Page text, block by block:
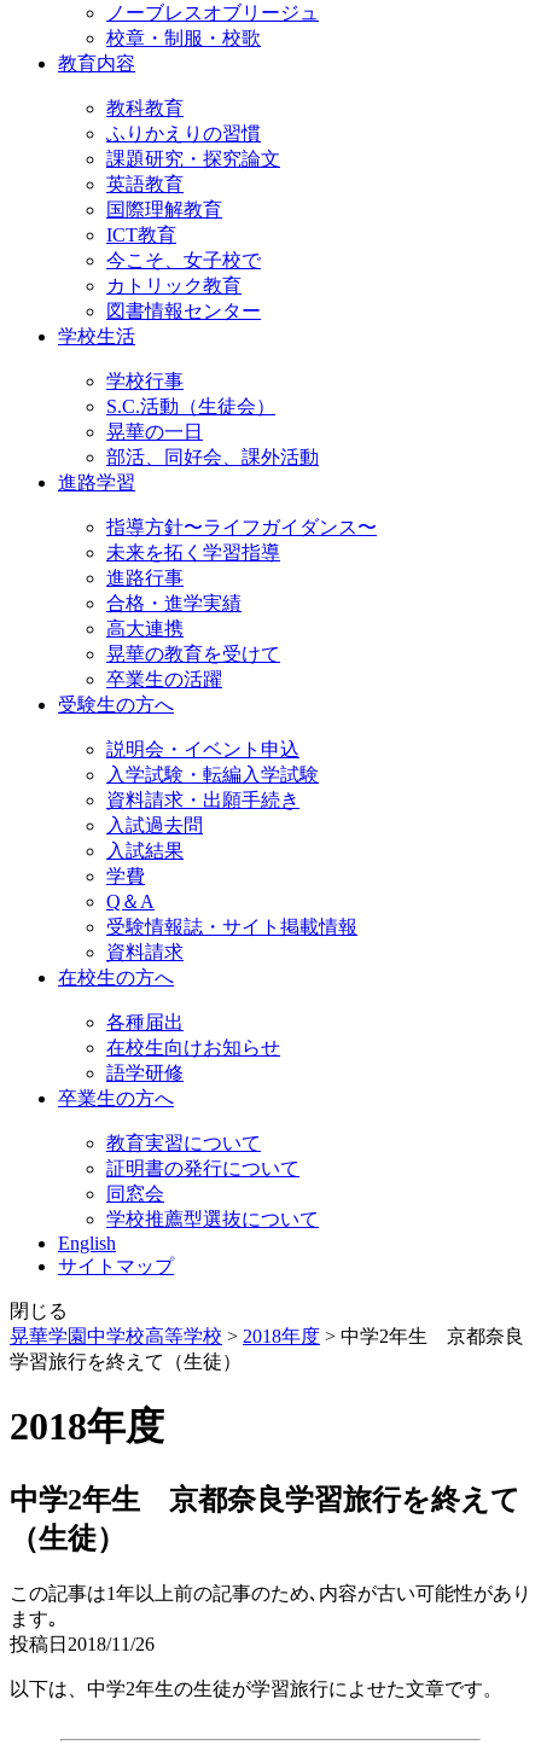
ノーブレスオブリージュ
校章・制服・校歌
教育内容
教科教育
ふりかえりの習慣
課題研究・探究論文
英語教育
国際理解教育
ICT教育
今こそ、女子校で
カトリック教育
図書情報センター
学校生活
学校行事
S.C.活動（生徒会）
晃華の一日
部活、同好会、課外活動
進路学習
指導方針〜ライフガイダンス〜
未来を拓く学習指導
進路行事
合格・進学実績
高大連携
晃華の教育を受けて
卒業生の活躍
受験生の方へ
説明会・イベント申込
入学試験・転編入学試験
資料請求・出願手続き
入試過去問
入試結果
学費
Q＆A
受験情報誌・サイト掲載情報
資料請求
在校生の方へ
各種届出
在校生向けお知らせ
語学研修
卒業生の方へ
教育実習について
証明書の発行について
同窓会
学校推薦型選抜について
English
サイトマップ
閉じる
晃華学園中学校高等学校 > 2018年度 > 中学2年生 京都奈良
学習旅行を終えて（生徒）
2018年度
中学2年生 京都奈良学習旅行を終えて
（生徒）
この記事は1年以上前の記事のため､内容が古い可能性があり
ます｡
投稿日 2018/11/26
以下は、中学2年生の生徒が学習旅行によせた文章です。